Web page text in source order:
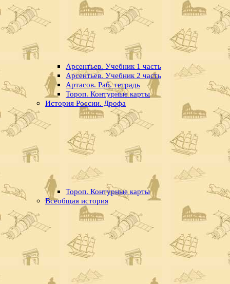
Арсентьев. Учебник 1 часть
Арсентьев. Учебник 2 часть
Артасов. Раб. тетрадь
Тороп. Контурные карты
История России. Дрофа
Тороп. Контурные карты
Всеобщая история